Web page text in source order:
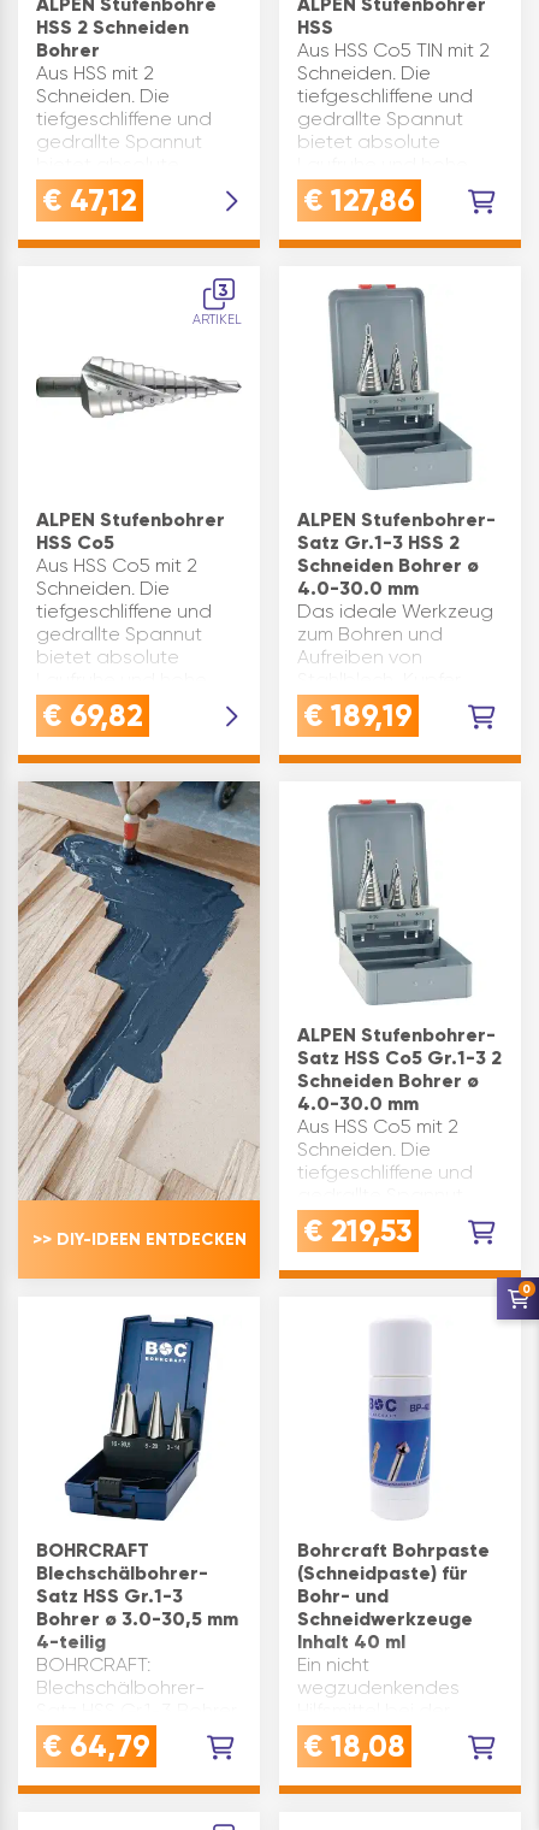
HSS 2 Schneiden
Bohrer
Aus HSS mit 2
Schneiden. Die
tiefgeschliffene und
gedrallte Spannut
Laufruhe und hohe
Schnittleistung. Zum
Löcher in Material bis
€ 47,12
HSS
Aus HSS Co5 TIN mit 2
Schneiden. Die
tiefgeschliffene und
gedrallte Spannut
bietet absolute
Schnittleistung. Das
ideale Werkzeug zum
von VA- und rostfreie
€ 127,86
3
ARTIKEL
ALPEN Stufenbohrer
HSS Co5
Aus HSS Co5 mit 2
Schneiden. Die
tiefgeschliffene und
gedrallte Spannut
bietet absolute
Schnittleistung. Das
ideale Werkzeug zum
von VA- und rostfreie
Stähle,…
€ 69,82
ALPEN Stufenbohrer-
Satz Gr.1-3 HSS 2
Schneiden Bohrer ø
4.0-30.0 mm
Das ideale Werkzeug
zum Bohren und
Aufreiben von
Aluminium usw.
Stufenwinkel 90°. In
Bohrer ø von bis(mm):
4- 30 Inhalt: Gr. 1 (4,0-
12,0), Gr. 2 (4,0-20,0), …
€ 189,19
>> DIY-IDEEN ENTDECKEN
ALPEN Stufenbohrer-
Satz HSS Co5 Gr.1-3 2
Schneiden Bohrer ø
4.0-30.0 mm
Aus HSS Co5 mit 2
Schneiden. Die
tiefgeschliffene und
bietet absolute
Laufruhe und hohe
ideale Werkzeug zum
€ 219,53
BOHRCRAFT
Blechschälbohrer-
Satz HSS Gr.1-3
Bohrer ø 3.0-30,5 mm
4-teilig
BOHRCRAFT:
Blechschälbohrer-
ø 3.0-30,5 mm | 4-
teiligDie
Spannuten bei
Blechschälbohrern mit
€ 64,79
Bohrcraft Bohrpaste
(Schneidpaste) für
Bohr- und
Schneidwerkzeuge
Inhalt 40 ml
Ein nicht
wegzudenkendes
Zerspanung von
Werkstücken.Die Paste
OberflächengüteDie
€ 18,08
0